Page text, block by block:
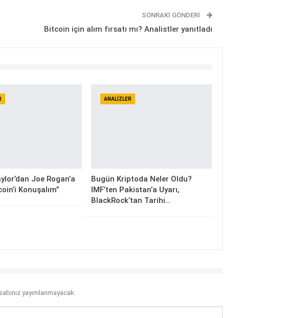
SONRAKI GÖNDERI
Bitcoin için alım fırsatı mı? Analistler yanıtladı
Joe Rogan’a
Konuşalım”
ANALIZLER
Bugün Kriptoda Neler Oldu?
IMF’ten Pakistan’a Uyarı,
BlackRock’tan Tarihi…
yayımlanmayacak.